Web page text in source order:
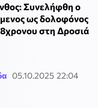
Συνελήφθη ο
ως δολοφόνος
στη Δροσιά
05.10.2025 22:04